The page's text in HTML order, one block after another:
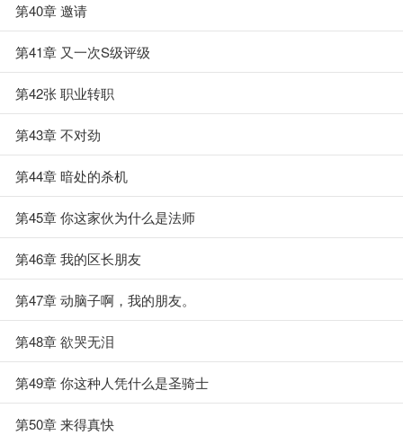
第40章 邀请
第41章 又一次S级评级
第42张 职业转职
第43章 不对劲
第44章 暗处的杀机
第45章 你这家伙为什么是法师
第46章 我的区长朋友
第47章 动脑子啊，我的朋友。
第48章 欲哭无泪
第49章 你这种人凭什么是圣骑士
第50章 来得真快